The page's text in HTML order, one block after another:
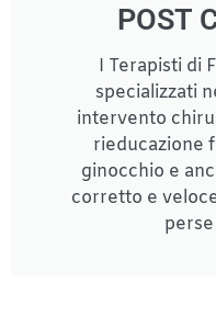
POST
I Terapisti di
specializzati
intervento
rieducazione
ginocchio e
corretto e